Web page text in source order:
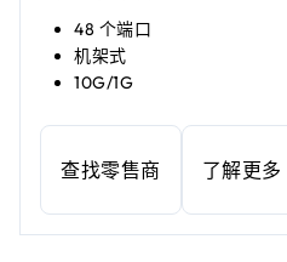
48 个端口
机架式
10G/1G
查找零售商 了解更多